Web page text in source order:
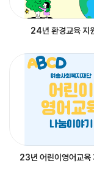
24년 환경교육 지
23년 어린이영어교육